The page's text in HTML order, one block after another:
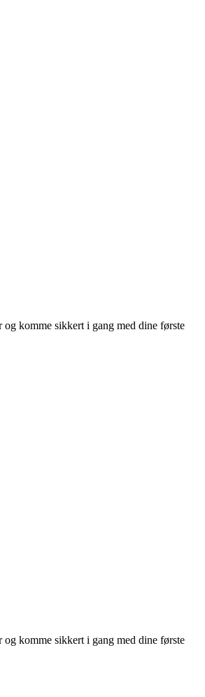
komme sikkert i gang med dine første
komme sikkert i gang med dine første